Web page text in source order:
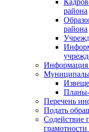
района
района
Планы-
Перечень
Подать
Содействие
грамотности